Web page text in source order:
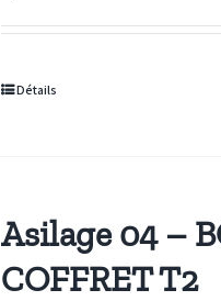
Détails
Asilage 04 –
COFFRET T2